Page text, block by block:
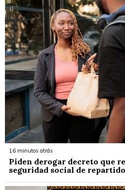
16 minutos atrás
Piden derogar decreto que
seguridad social de